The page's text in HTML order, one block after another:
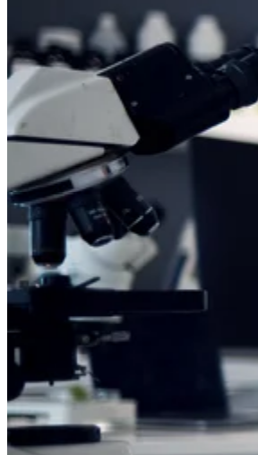
TEFP échantillons
Services
Biospécimens